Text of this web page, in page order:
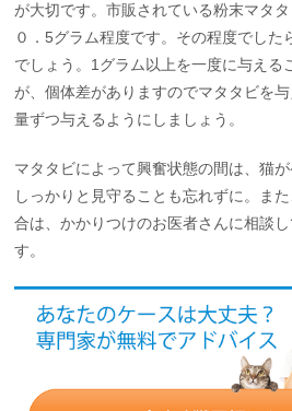
が大切です。市販されている粉末マタ
０．5グラム程度です。その程度でした
でしょう。1グラム以上を一度に与える
が、個体差がありますのでマタタビを
量ずつ与えるようにしましょう。
マタタビによって興奮状態の間は、猫
しっかりと見守ることも忘れずに。ま
合は、かかりつけのお医者さんに相談
す。